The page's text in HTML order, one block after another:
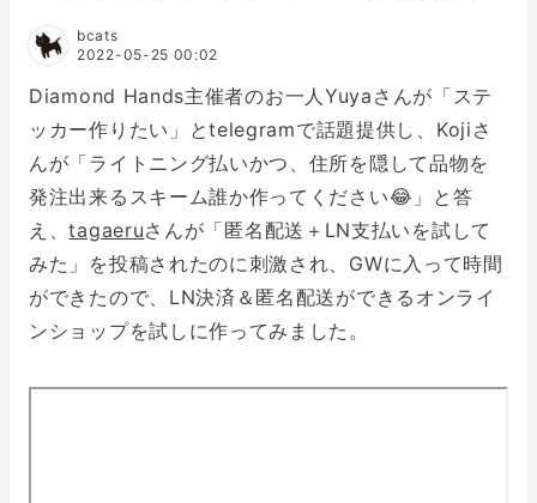
bcats
2022-05-25 00:02
Diamond Hands主催者のお一人Yuyaさんが「ステ
ッカー作りたい」とtelegramで話題提供し、Kojiさ
んが「ライトニング払いかつ、住所を隠して品物を
発注出来るスキーム誰か作ってください😂」と答
え、tagaeruさんが「匿名配送＋LN支払いを試して
みた」を投稿されたのに刺激され、GWに入って時間
ができたので、LN決済＆匿名配送ができるオンライ
ンショップを試しに作ってみました。